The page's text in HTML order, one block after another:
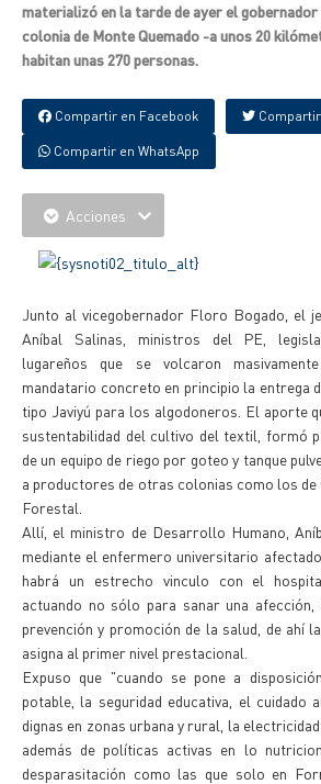
materializó en la tarde de ayer el
colonia de Monte Quemado -a unos 20
habitan unas 270 personas.
Compartir en Facebook
Compartir en WhatsApp
Acciones
Junto al vicegobernador Floro Bogado, el
Aníbal Salinas, ministros del PE,
lugareños que se volcaron
mandatario concreto en principio la entrega
tipo Javiyú para los algodoneros. El aporte
sustentabilidad del cultivo del textil, formó
de un equipo de riego por goteo y tanque
a productores de otras colonias como los de
Forestal.
Allí, el ministro de Desarrollo Humano,
mediante el enfermero universitario
habrá un estrecho vinculo con el
actuando no sólo para sanar una
prevención y promoción de la salud, de ahí
asigna al primer nivel prestacional.
Expuso que "cuando se pone a
potable, la seguridad educativa, el cuidado
dignas en zonas urbana y rural, la
además de políticas activas en lo
desparasitación como las que solo en